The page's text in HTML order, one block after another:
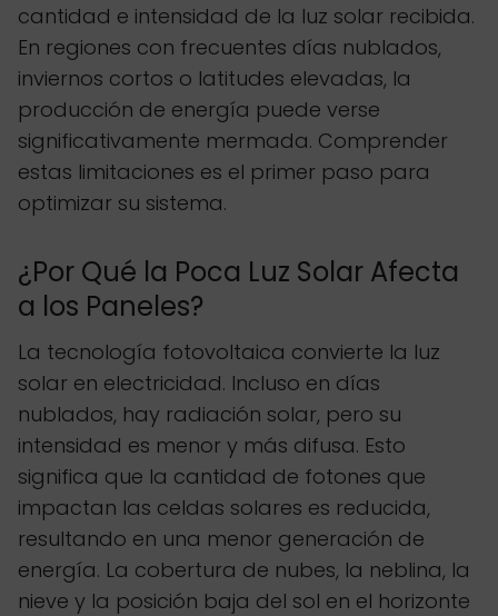
cantidad e intensidad de la luz solar recibida.
En regiones con frecuentes días nublados,
inviernos cortos o latitudes elevadas, la
producción de energía puede verse
significativamente mermada. Comprender
estas limitaciones es el primer paso para
optimizar su sistema.
¿Por Qué la Poca Luz Solar Afecta
a los Paneles?
La tecnología fotovoltaica convierte la luz
solar en electricidad. Incluso en días
nublados, hay radiación solar, pero su
intensidad es menor y más difusa. Esto
significa que la cantidad de fotones que
impactan las celdas solares es reducida,
resultando en una menor generación de
energía. La cobertura de nubes, la neblina, la
nieve y la posición baja del sol en el horizonte